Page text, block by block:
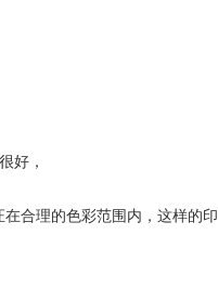
好，
合理的色彩范围内，这样的印